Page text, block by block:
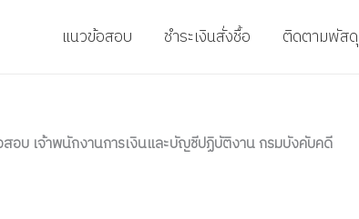
แนวข้อสอบ ชำระเงินสั่งชื้อ ติดตามพัสดุ
อบ เจ้าพนักงานการเงินและบัญชีปฏิบัติงาน กรมบังคับคดี